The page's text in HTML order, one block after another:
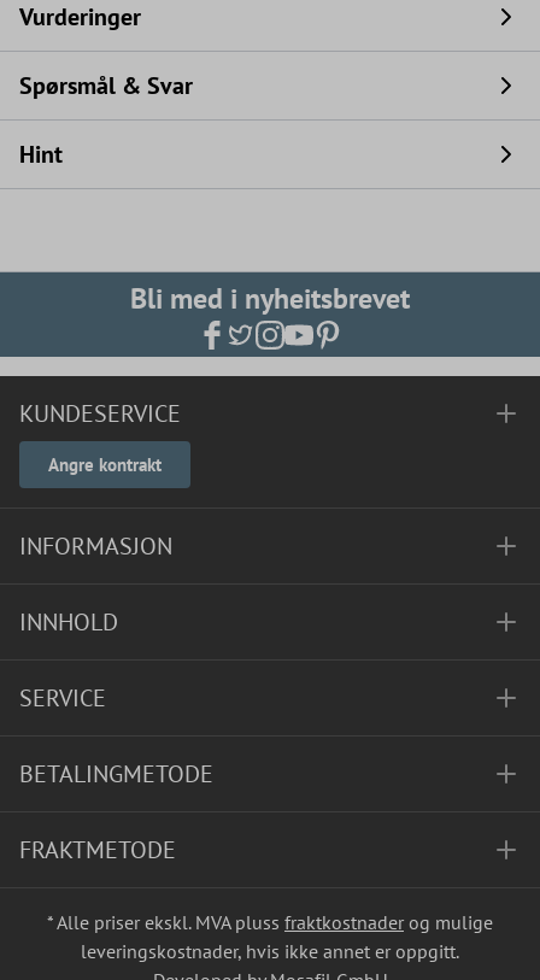
Vurderinger
Spørsmål & Svar
Hint
Bli med i nyheitsbrevet
KUNDESERVICE
Angre kontrakt
INFORMASJON
INNHOLD
SERVICE
BETALINGMETODE
FRAKTMETODE
* Alle priser ekskl. MVA pluss fraktkostnader og mulige
leveringskostnader, hvis ikke annet er oppgitt.